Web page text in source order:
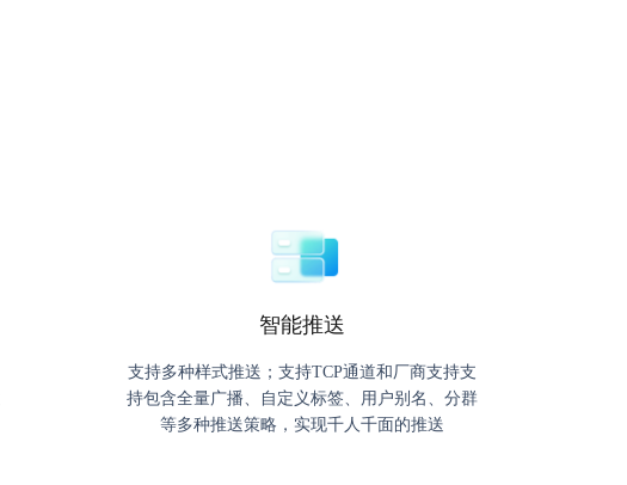
智能推送
支持多种样式推送；支持TCP通道和厂商支持支
持包含全量广播、自定义标签、用户别名、分群
等多种推送策略，实现千人千面的推送